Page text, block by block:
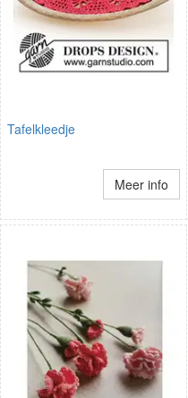
Tafelkleedje
Meer info